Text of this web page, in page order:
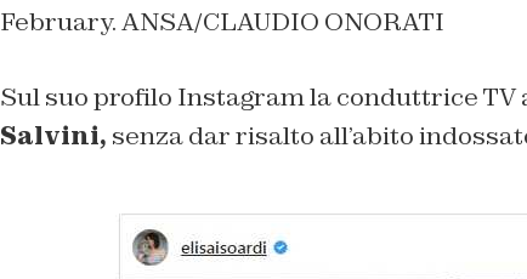
February. ANSA/CLAUDIO ONORATI
Sul suo profilo Instagram la conduttrice TV
Salvini, senza dar risalto all’abito